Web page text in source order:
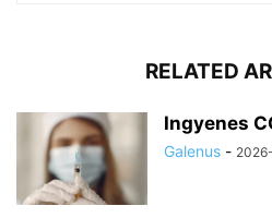
RELATED
Ingyenes
Galenus -